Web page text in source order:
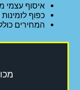
איסוף עצמי
כפוף
המחירים